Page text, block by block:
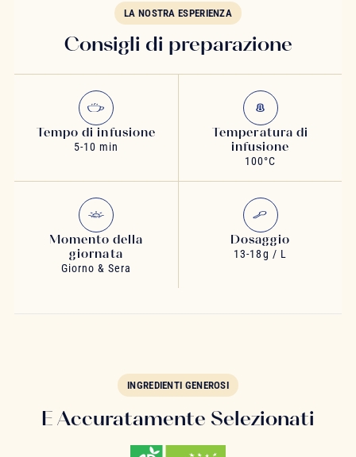
LA NOSTRA ESPERIENZA
Consigli di preparazione
Tempo di infusione
5-10 min
Temperatura di
infusione
100°C
Momento della
giornata
Giorno & Sera
Dosaggio
13-18g / L
INGREDIENTI GENEROSI
E Accuratamente Selezionati